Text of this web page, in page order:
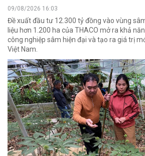
09/08/2026 16:03
Đề xuất đầu tư 12.300 tỷ đồng vào vùng
liệu hơn 1.200 ha của THACO mở ra khả
công nghiệp sâm hiện đại và tạo ra giá trị
Việt Nam.